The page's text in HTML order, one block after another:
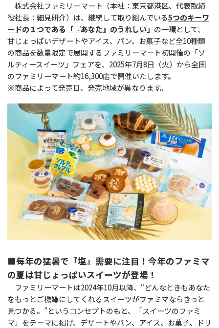
株式会社ファミリーマート（本社：東京都港区、代表取締
役社長：細見研介）は、継続して取り組んでいる5つのキーワ
ードの１つである「『あなた』のうれしい」 の一環として、
甘じょっぱいデザートやアイス、パン、お菓子など全10種類
の商品を数量限定で展開するファミリーマート初開催の「ソ
ルティースイーツ」フェアを、2025年7月8日（火）から全国
のファミリーマート約16,300店で開催いたします。
※商品によって発売日、発売地域が異なります。
■毎年の猛暑で『塩』需要に注目！今年のファミマ
の夏は甘じょっぱいスイーツが登場！
ファミリーマートは2024年10月以降、“どんなときもあなた
をもっとご機嫌にしてくれるスイーツがファミマならきっと
見つかる。”というコンセプトのもと、「スイーツのファミ
マ」をテーマに掲げ、デザートやパン、アイス、お菓子、ドリ